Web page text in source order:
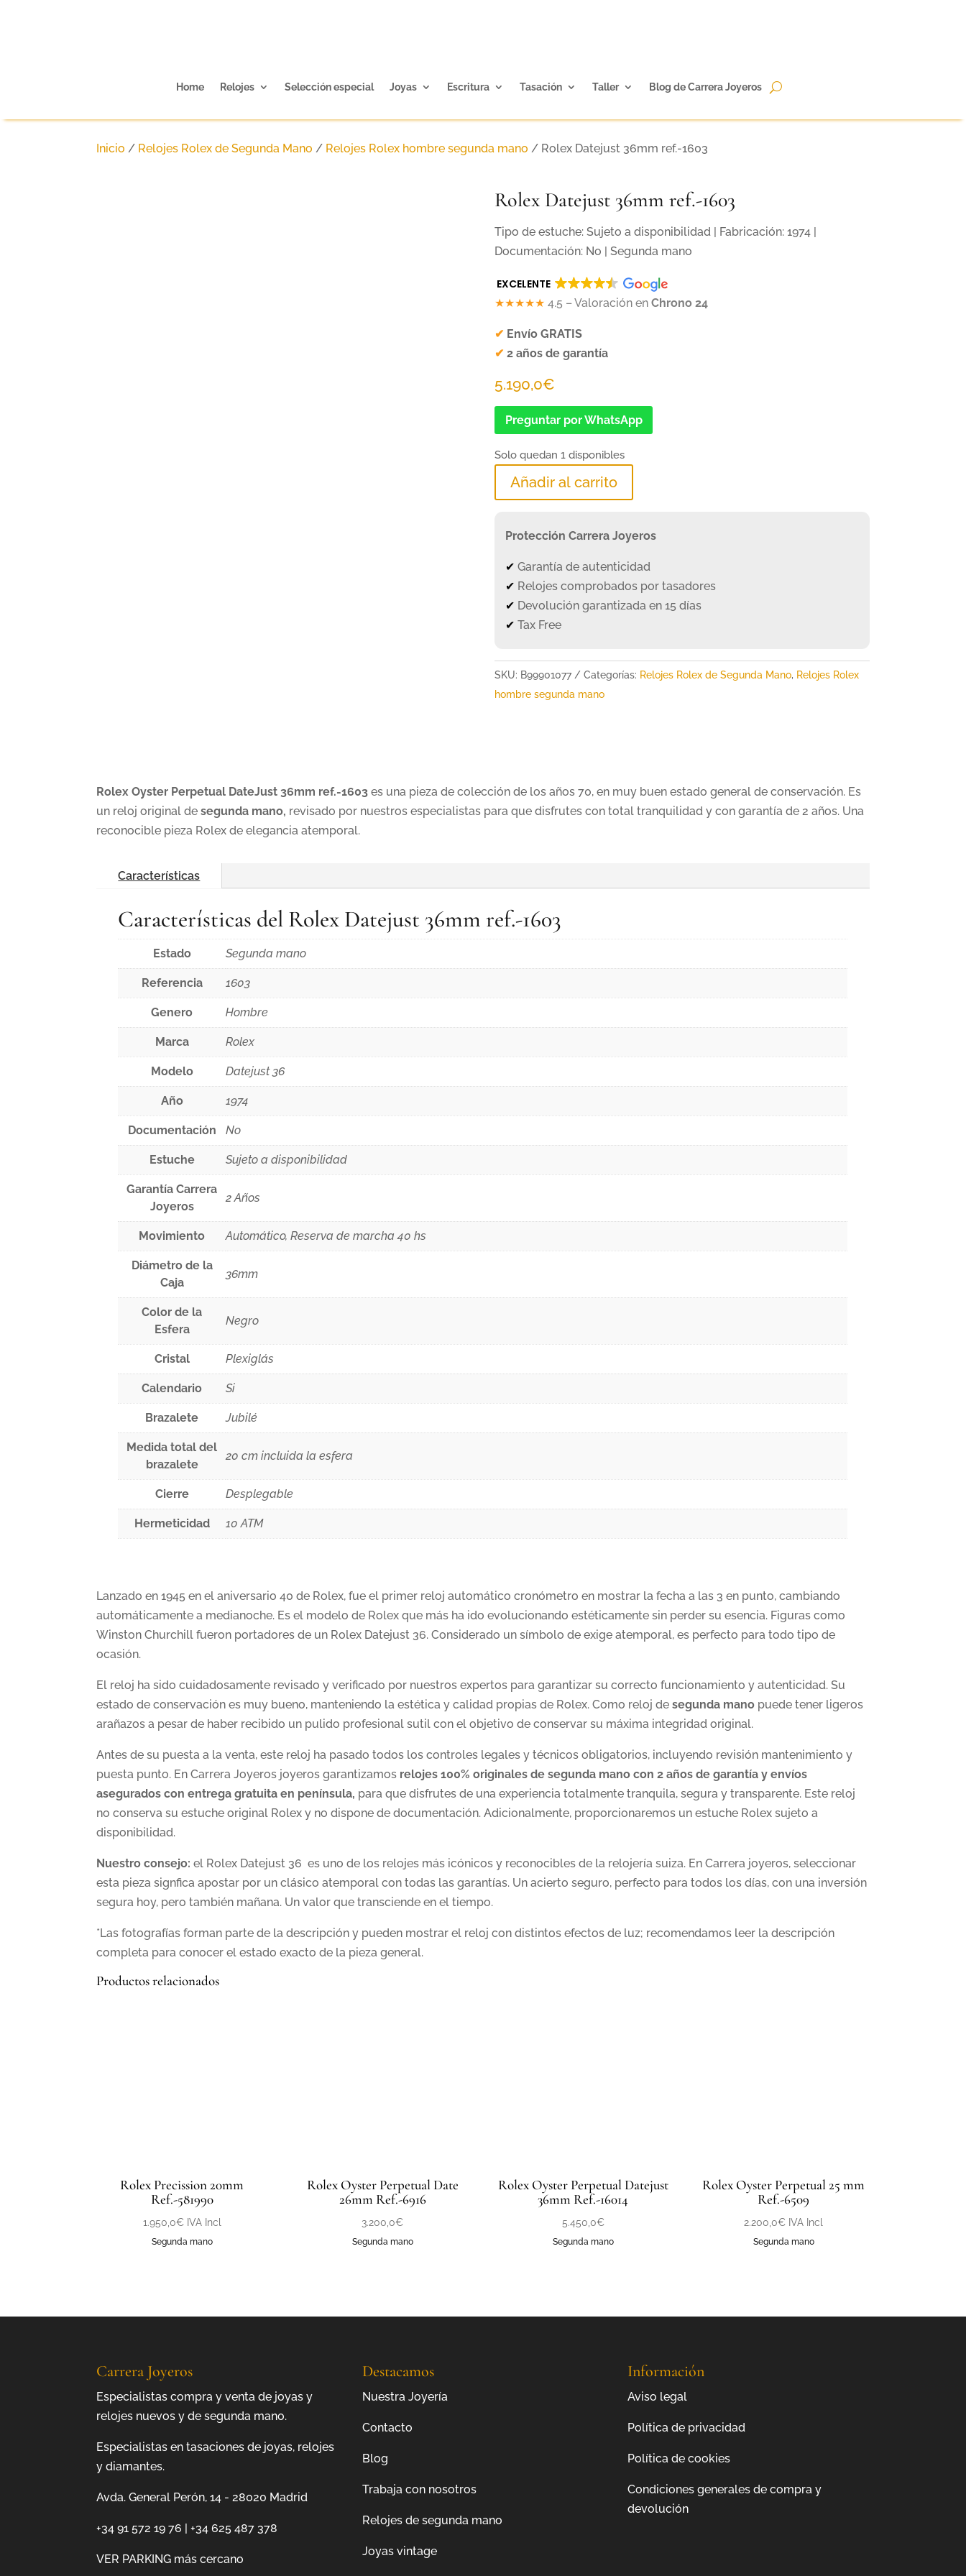
Home Relojes Selección especial Joyas Escritura Tasación Taller Blog de Carrera Joyeros
Inicio / Relojes Rolex de Segunda Mano / Relojes Rolex hombre segunda mano / Rolex Datejust 36mm ref.-1603
Rolex Datejust 36mm ref.-1603
Tipo de estuche: Sujeto a disponibilidad | Fabricación: 1974 |
Documentación: No | Segunda mano
EXCELENTE
★★★★★ 4.5 – Valoración enChrono 24
✔ Envío GRATIS
✔2 años de garantía
5.190,0€
Preguntar por WhatsApp
Solo quedan 1 disponibles
Añadir al carrito
Protección Carrera Joyeros
✔Garantía de autenticidad
✔ Relojes comprobados por tasadores
✔ Devolución garantizada en 15 días
✔Tax Free
SKU: B99901077 Categorías: Relojes Rolex de Segunda Mano, Relojes Rolex
hombre segunda mano
Rolex Oyster Perpetual DateJust 36mm ref.-1603 es una pieza de colección de los años 70, en muy buen estado general de conservación. Es
un reloj original desegunda mano, revisado por nuestros especialistas para que disfrutes con total tranquilidad y con garantía de 2 años. Una
reconocible pieza Rolex de elegancia atemporal.
Características
Características del Rolex Datejust 36mm ref.-1603
Estado Segunda mano
Referencia 1603
Genero Hombre
Marca Rolex
Modelo Datejust 36
Año 1974
Documentación No
Estuche Sujeto a disponibilidad
Garantía Carrera
Joyeros
2 Años
Movimiento Automático, Reserva de marcha 40 hs
Diámetro de la
Caja
36mm
Color de la
Esfera
Negro
Cristal Plexiglás
Calendario Si
Brazalete Jubilé
Medida total del
brazalete
20 cm incluida la esfera
Cierre Desplegable
Hermeticidad 10 ATM
Lanzado en 1945 en el aniversario 40 de Rolex, fue el primer reloj automático cronómetro en mostrar la fecha a las 3 en punto, cambiando
automáticamente a medianoche. Es el modelo de Rolex que más ha ido evolucionando estéticamente sin perder su esencia. Figuras como
Winston Churchill fueron portadores de un Rolex Datejust 36. Considerado un símbolo de exige atemporal, es perfecto para todo tipo de
ocasión.
El reloj ha sido cuidadosamente revisado y verificado por nuestros expertos para garantizar su correcto funcionamiento y autenticidad. Su
estado de conservación es muy bueno, manteniendo la estética y calidad propias de Rolex. Como reloj desegunda mano puede tener ligeros
arañazos a pesar de haber recibido un pulido profesional sutil con el objetivo de conservar su máxima integridad original.
Antes de su puesta a la venta, este reloj ha pasado todos los controles legales y técnicos obligatorios, incluyendo revisión mantenimiento y
puesta punto. En Carrera Joyeros joyeros garantizamos relojes 100% originales de segunda mano con 2 años de garantía y envíos
asegurados con entrega gratuita en península, para que disfrutes de una experiencia totalmente tranquila, segura y transparente. Este reloj
no conserva su estuche original Rolex y no dispone de documentación. Adicionalmente, proporcionaremos un estuche Rolex sujeto a
disponibilidad.
Nuestro consejo:el Rolex Datejust 36 es uno de los relojes más icónicos y reconocibles de la relojería suiza. En Carrera joyeros, seleccionar
esta pieza signfica apostar por un clásico atemporal con todas las garantías. Un acierto seguro, perfecto para todos los días, con una inversión
segura hoy, pero también mañana. Un valor que transciende en el tiempo.
*Las fotografías forman parte de la descripción y pueden mostrar el reloj con distintos efectos de luz; recomendamos leer la descripción
completa para conocer el estado exacto de la pieza general.
Productos relacionados
Rolex Precission 20mm
Ref.-581990
1.950,0€ IVA Incl
Segunda mano
Rolex Oyster Perpetual Date
26mm Ref.-6916
3.200,0€
Segunda mano
Rolex Oyster Perpetual Datejust
36mm Ref.-16014
5.450,0€
Segunda mano
Rolex Oyster Perpetual 25 mm
Ref.-6509
2.200,0€ IVA Incl
Segunda mano
Carrera Joyeros
Especialistas compra y venta de joyas y
relojes nuevos y de segunda mano.
Especialistas en tasaciones de joyas, relojes
y diamantes.
Avda. General Perón, 14 - 28020 Madrid
+34 91 572 19 76 |+34 625 487 378
VER PARKING más cercano
Destacamos
Nuestra Joyería
Contacto
Blog
Trabaja con nosotros
Relojes de segunda mano
Joyas vintage
Información
Aviso legal
Política de privacidad
Política de cookies
Condiciones generales de compra y
devolución